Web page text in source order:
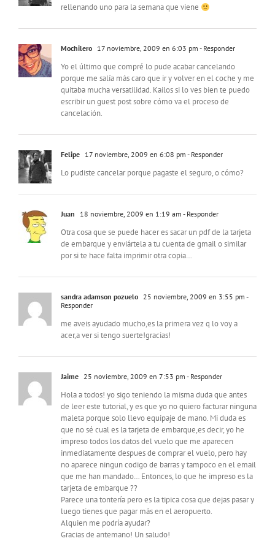
rellenando uno para la semana que viene
Mochilero 17 noviembre, 2009 en 6:03 pm - Responder
Yo el último que compré lo pude acabar cancelando
porque me salía más caro que ir y volver en el coche y me
quitaba mucha versatilidad. Kailos si lo ves bien te puedo
escribir un guest post sobre cómo va el proceso de
cancelación.
Felipe 17 noviembre, 2009 en 6:08 pm - Responder
Lo pudiste cancelar porque pagaste el seguro, o cómo?
Juan 18 noviembre, 2009 en 1:19 am - Responder
Otra cosa que se puede hacer es sacar un pdf de la tarjeta
de embarque y enviártela a tu cuenta de gmail o similar
por si te hace falta imprimir otra copia…
sandra adamson pozuelo 25 noviembre, 2009 en 3:55 pm -
Responder
me aveis ayudado mucho,es la primera vez q lo voy a
acer,a ver si tengo suerte!gracias!
Jaime 25 noviembre, 2009 en 7:53 pm - Responder
Hola a todos! yo sigo teniendo la misma duda que antes
de leer este tutorial, y es que yo no quiero facturar ninguna
maleta porque solo llevo equipaje de mano. Mi duda es
que no sé cual es la tarjeta de embarque,es decir, yo he
impreso todos los datos del vuelo que me aparecen
inmediatamente despues de comprar el vuelo, pero hay
no aparece ningun codigo de barras y tampoco en el email
que me han mandado… Entonces, lo que he impreso es la
tarjeta de embarque ??
Parece una tontería pero es la tipica cosa que dejas pasar y
luego tienes que pagar más en el aeropuerto.
Alquien me podría ayudar?
Gracias de antemano! Un saludo!